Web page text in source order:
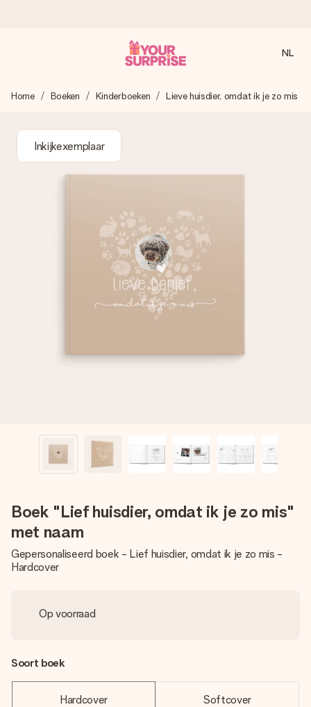
We maken jouw cadeau met zorg en zorgen dat het
ons met een 4,7 op Google Reviews
Gratis wenskaartje
Je maakt in een paar stappen iets unieks – met haar naam,
jullie foto of een boodschap die raakt. Zonder gedoe, maar
NL
Home Boeken Kinderboeken Lieve huisdier, omdat ik je zo mis
Inkijkexemplaar
Boek "Lief huisdier, omdat ik je zo mis"
met naam
Gepersonaliseerd boek - Lief huisdier, omdat ik je zo mis -
Hardcover
Op voorraad
Soort boek
Hardcover Softcover